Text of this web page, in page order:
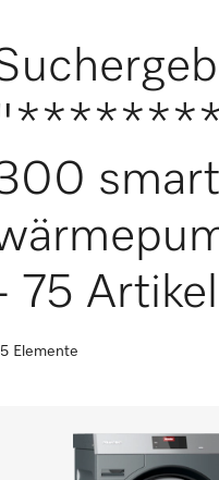
75 Artikel
Elemente